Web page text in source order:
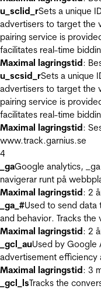
u_sclid_rSets a unique
advertisers to target the
pairing service is
facilitates real-time
Maximal lagringstid:
u_scsid_rSets a unique
advertisers to target the
pairing service is
facilitates real-time
Maximal lagringstid:
www.track.garnius.se
4
_gaGoogle analytics,
navigerar runt på
Maximal lagringstid: 2
_ga_#Used to send
and behavior. Tracks the
Maximal lagringstid: 2
_gcl_auUsed by Google
advertisement efficiency
Maximal lagringstid: 3
_gcl_lsTracks the